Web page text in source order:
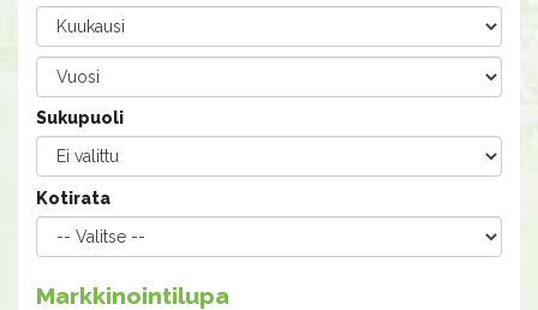
Sukupuoli
Kotirata
Markkinointilupa